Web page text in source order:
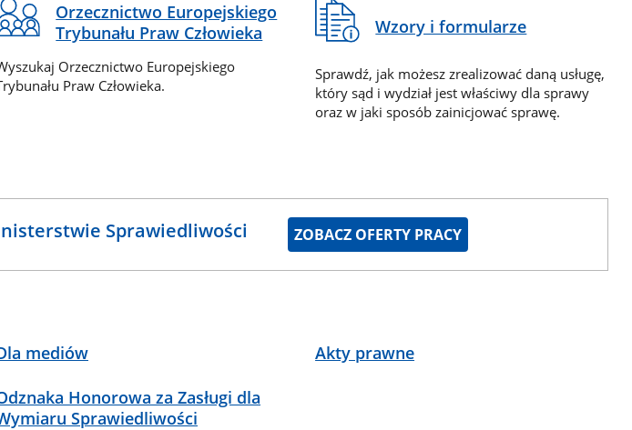
Orzecznictwo Europejskiego
Trybunału Praw Człowieka
Orzecznictwo Europejskiego
Praw Człowieka.
Wzory i formularze
Sprawdź, jak możesz zrealizować daną usługę,
który sąd i wydział jest właściwy dla sprawy
oraz w jaki sposób zainicjować sprawę.
Sprawiedliwości ZOBACZ OFERTY PRACY
mediów Akty prawne
Honorowa za Zasługi dla
Sprawiedliwości